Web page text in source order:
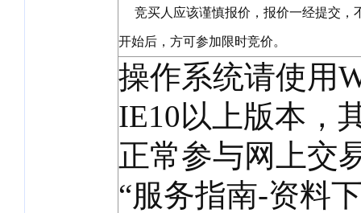
竞买人应该谨慎报价，报价一经提交，
开始后，方可参加限时竞价。
操作系统请使用
IE10以上版本，
正常参与网上交
“服务指南-资料